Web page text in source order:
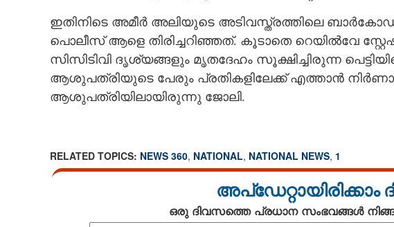
ഇതിനിടെ അമീ‍ർ അലിയുടെ അടിവസ്ത്രത്തിലെ
പൊലീസ് ആളെ തിരിച്ചറിഞ്ഞത്. കൂടാതെ റെയിൽവേ
സിസിടിവി ദൃശ്യങ്ങളും മൃതദേഹം സൂക്ഷിച്ചിരുന്ന
ആശുപത്രിയുടെ പേരും പ്രതികളിലേക്ക് എത്താൻ
ആശുപത്രിയിലായിരുന്നു ജോലി.
RELATED TOPICS: NEWS 360, NATIONAL, NATIONAL NEWS, 1
അപ്ഡേറ്റായിരിക്കാം
ഒരു ദിവസത്തെ പ്രധാന സംഭവങ്ങൾ